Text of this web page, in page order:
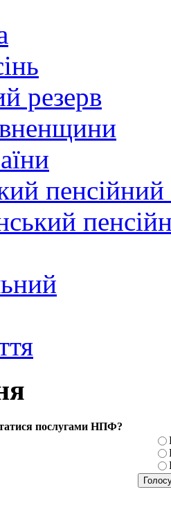
резерв
послугами НПФ?